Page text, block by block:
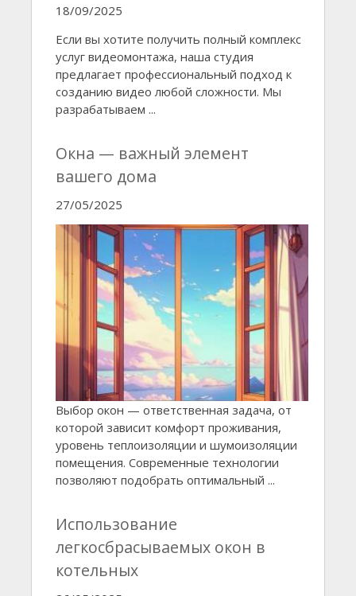
18/09/2025
Если вы хотите получить полный комплекс
услуг видеомонтажа, наша студия
предлагает профессиональный подход к
созданию видео любой сложности. Мы
разрабатываем ...
Окна — важный элемент
вашего дома
27/05/2025
Выбор окон — ответственная задача, от
которой зависит комфорт проживания,
уровень теплоизоляции и шумоизоляции
помещения. Современные технологии
позволяют подобрать оптимальный ...
Использование
легкосбрасываемых окон в
котельных